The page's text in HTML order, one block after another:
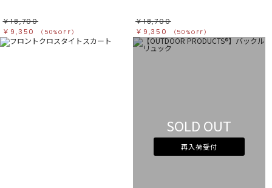
￥18,700
￥9,350
（50%OFF）
￥18,700
￥9,350
（50%OFF）
SOLD OUT
再入荷受付